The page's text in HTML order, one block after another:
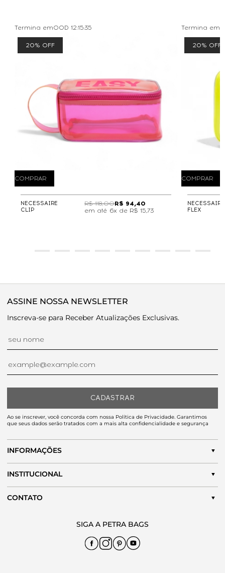
20% OFF
COMPRAR
NECESSAIRE
CLIP
R$ 118,00R$ 94,40
6x de R$ 15,73
Termina em00D 12:15:35
20% OFF
COMPRAR
NECESSAIRE
FLEX
Termina em
ASSINE NOSSA NEWSLETTER
Inscreva-se para Receber Atualizações Exclusivas.
CADASTRAR
Ao se inscrever, você concorda com nossa Política de Privacidade. Garantimos
que seus dados serão tratados com a mais alta confidencialidade e segurança
INFORMAÇÕES
INSTITUCIONAL
CONTATO